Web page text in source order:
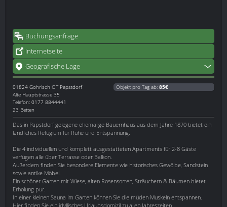
Buchungsanfrage
Internetseite
Geografische Lage
01824 Gohrisch OT Papstdorf
Alte Hauptstrasse 35
Telefon: 0177 8844441
23 Betten
Objekt pro Tag ab: 85€
Das in Papstdorf gelegene ehemalige Bauernhaus aus dem Jahre 1870 bietet ein
ländliches Refugium für Ruhe und Entspannung.
Die 4 individuellen und komplett ausgestatteten Apartments für 2-8 Gäste
verfügen alle über Terrasse oder Balkon.
Außerdem finden Sie besondere Elemente wie historisches Gewölbe, Sandstein
sowie antike Möbel.
Ein schöner Garten mit Wiese, alten Rosensorten, Sträuchern & Bäumen bietet
Erholung pur.
In einer kleinen Sauna im Garten können Sie die müden Muskeln entspannen.
Hier finden Sie ein idyllisches Urlaubsdomizil zu allen Jahreszeiten.